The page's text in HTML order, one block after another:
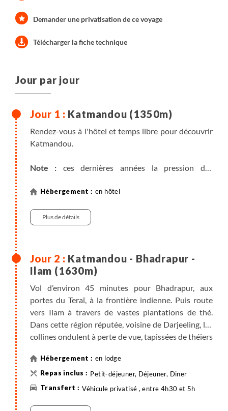
Demander une privatisation de ce voyage
Télécharger la fiche technique
Jour par jour
Katmandou (1350m)
Rendez-vous à l'hôtel et temps libre pour découvrir
Katmandou.
Note : ces dernières années la pression des
Katmandou devient de plus en plus importante, et
cette pression. Sachez que le pourboire usuel pour
ce "service" est de 100 Rps (1€) par personne.
en hôtel
Plus de détails
Katmandou - Bhadrapur -
Ilam (1630m)
Vol d’environ 45 minutes pour Bhadrapur, aux
portes du Teraï, à la frontière indienne. Puis route
vers Ilam à travers de vastes plantations de thé.
Dans cette région réputée, voisine de Darjeeling, les
collines ondulent à perte de vue, tapissées de théiers
spectaculaire des paysages de l’est népalais.
en lodge
Petit-déjeuner, Déjeuner, Diner
Véhicule privatisé , entre 4h30 et 5h